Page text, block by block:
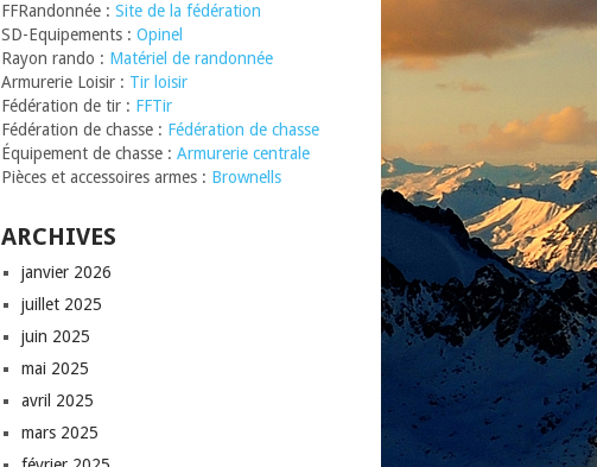
FFRandonnée : Site de la fédération
SD-Equipements : Opinel
Rayon rando : Matériel de randonnée
Armurerie Loisir : Tir loisir
Fédération de tir : FFTir
Fédération de chasse : Fédération de chasse
Équipement de chasse : Armurerie centrale
Pièces et accessoires armes : Brownells
ARCHIVES
janvier 2026
juillet 2025
juin 2025
mai 2025
avril 2025
mars 2025